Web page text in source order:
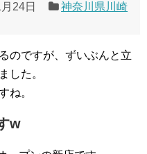
24日
神奈川県川崎
のですが、ずいぶんと立
した。
ね。
w